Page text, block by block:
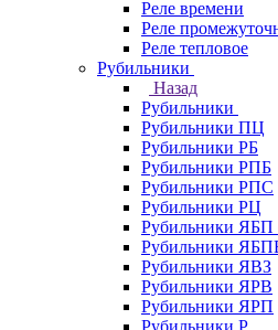
Реле времени
Реле
Реле тепловое
Рубильники
Назад
Рубильники
Рубильники ПЦ
Рубильники РБ
Рубильники РПБ
Рубильники РПС
Рубильники РЦ
Рубильники
Рубильники
Рубильники ЯВЗ
Рубильники ЯРВ
Рубильники ЯРП
Рубильники Р